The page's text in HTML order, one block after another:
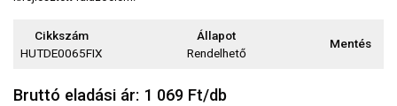
Cikkszám
HUTDE0065FIX
Állapot
Rendelhető
Mentés
Bruttó eladási ár: 1 069 Ft/db